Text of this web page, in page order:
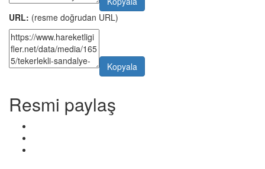
URL: (resme doğrudan URL)
Kopyala
Resmi paylaş